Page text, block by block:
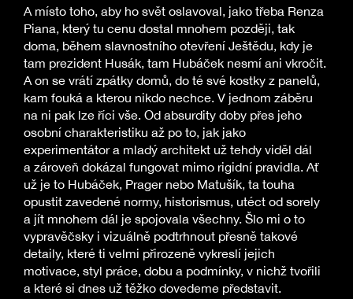
A místo toho, aby ho svět oslavoval, jako třeba Renza
Piana, který tu cenu dostal mnohem později, tak
doma, během slavnostního otevření Ještědu, kdy je
tam prezident Husák, tam Hubáček nesmí ani vkročit.
A on se vrátí zpátky domů, do té své kostky z panelů,
kam fouká a kterou nikdo nechce. V jednom záběru
na ni pak lze říci vše. Od absurdity doby přes jeho
osobní charakteristiku až po to, jak jako
experimentátor a mladý architekt už tehdy viděl dál
a zároveň dokázal fungovat mimo rigidní pravidla. Ať
už je to Hubáček, Prager nebo Matušík, ta touha
opustit zavedené normy, historismus, utéct od sorely
a jít mnohem dál je spojovala všechny. Šlo mi o to
vypravěčsky i vizuálně podtrhnout přesně takové
detaily, které ti velmi přirozeně vykreslí jejich
motivace, styl práce, dobu a podmínky, v nichž tvořili
a které si dnes už těžko dovedeme představit.